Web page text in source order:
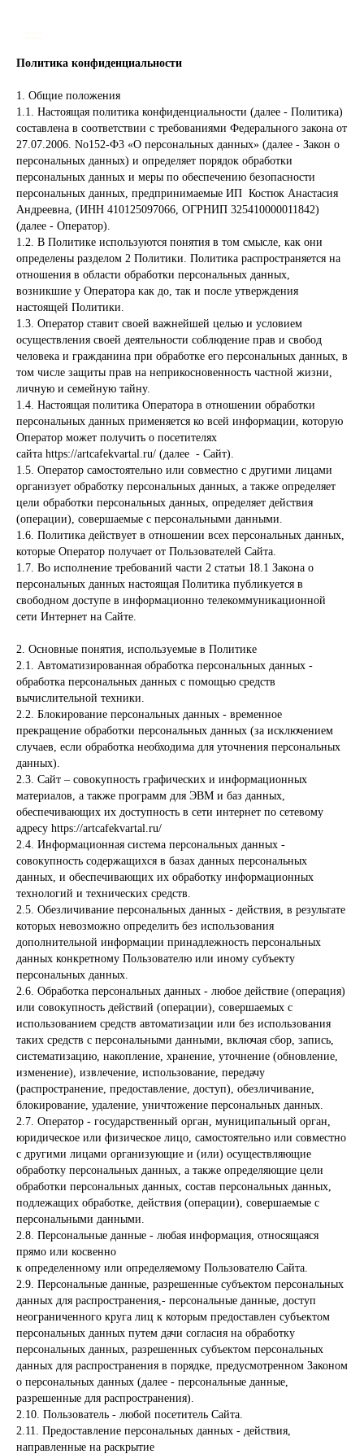
Политика конфиденциальности
1. Общие положения
1.1. Настоящая политика конфиденциальности (далее - Политика)
составлена в соответствии с требованиями Федерального закона от
27.07.2006. No152-Ф3 «О персональных данных» (далее - Закон о
персональных данных) и определяет порядок обработки
персональных данных и меры по обеспечению безопасности
персональных данных, предпринимаемые ИП Костюк Анастасия
Андреевна, (ИНН 410125097066, ОГРНИП 325410000011842)
(далее - Оператор).
1.2. В Политике используются понятия в том смысле, как они
определены разделом 2 Политики. Политика распространяется на
отношения в области обработки персональных данных,
возникшие у Оператора как до, так и после утверждения
настоящей Политики.
1.3. Оператор ставит своей важнейшей целью и условием
осуществления своей деятельности соблюдение прав и свобод
человека и гражданина при обработке его персональных данных, в
том числе защиты прав на неприкосновенность частной жизни,
личную и семейную тайну.
1.4. Настоящая политика Оператора в отношении обработки
персональных данных применяется ко всей информации, которую
Оператор может получить о посетителях
сайта https://artcafekvartal.ru/ (далее - Сайт).
1.5. Оператор самостоятельно или совместно с другими лицами
организует обработку персональных данных, а также определяет
цели обработки персональных данных, определяет действия
(операции), совершаемые с персональными данными.
1.6. Политика действует в отношении всех персональных данных,
которые Оператор получает от Пользователей Сайта.
1.7. Во исполнение требований части 2 статьи 18.1 Закона о
персональных данных настоящая Политика публикуется в
свободном доступе в информационно телекоммуникационной
сети Интернет на Сайте.
2. Основные понятия, используемые в Политике
2.1. Автоматизированная обработка персональных данных -
обработка персональных данных с помощью средств
вычислительной техники.
2.2. Блокирование персональных данных - временное
прекращение обработки персональных данных (за исключением
случаев, если обработка необходима для уточнения персональных
данных).
2.3. Сайт – совокупность графических и информационных
материалов, а также программ для ЭВМ и баз данных,
обеспечивающих их доступность в сети интернет по сетевому
адресу https://artcafekvartal.ru/
2.4. Информационная система персональных данных -
совокупность содержащихся в базах данных персональных
данных, и обеспечивающих их обработку информационных
технологий и технических средств.
2.5. Обезличивание персональных данных - действия, в результате
которых невозможно определить без использования
дополнительной информации принадлежность персональных
данных конкретному Пользователю или иному субъекту
персональных данных.
2.6. Обработка персональных данных - любое действие (операция)
или совокупность действий (операции), совершаемых с
использованием средств автоматизации или без использования
таких средств с персональными данными, включая сбор, запись,
систематизацию, накопление, хранение, уточнение (обновление,
изменение), извлечение, использование, передачу
(распространение, предоставление, доступ), обезличивание,
блокирование, удаление, уничтожение персональных данных.
2.7. Оператор - государственный орган, муниципальный орган,
юридическое или физическое лицо, самостоятельно или совместно
с другими лицами организующие и (или) осуществляющие
обработку персональных данных, а также определяющие цели
обработки персональных данных, состав персональных данных,
подлежащих обработке, действия (операции), совершаемые с
персональными данными.
2.8. Персональные данные - любая информация, относящаяся
прямо или косвенно
к определенному или определяемому Пользователю Сайта.
2.9. Персональные данные, разрешенные субъектом персональных
данных для распространения,- персональные данные, доступ
неограниченного круга лиц к которым предоставлен субъектом
персональных данных путем дачи согласия на обработку
персональных данных, разрешенных субъектом персональных
данных для распространения в порядке, предусмотренном Законом
о персональных данных (далее - персональные данные,
разрешенные для распространения).
2.10. Пользователь - любой посетитель Сайта.
2.11. Предоставление персональных данных - действия,
направленные на раскрытие